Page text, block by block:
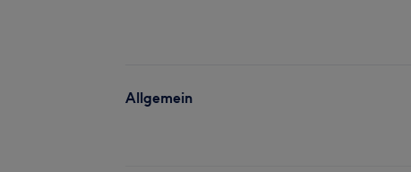
Allgemein